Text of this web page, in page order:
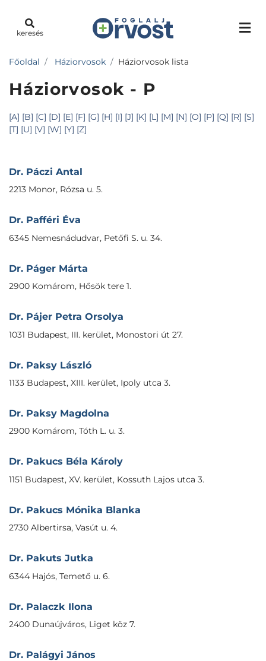
keresés
Főoldal Háziorvosok Háziorvosok lista
Háziorvosok - P
[A] [B] [C] [D] [E] [F] [G] [H] [I] [J] [K] [L] [M] [N] [O] [P] [Q] [R] [S]
[T] [U] [V] [W] [Y] [Z]
Dr. Páczi Antal
2213 Monor, Rózsa u. 5.
Dr. Pafféri Éva
6345 Nemesnádudvar, Petőfi S. u. 34.
Dr. Páger Márta
2900 Komárom, Hősök tere 1.
Dr. Pájer Petra Orsolya
1031 Budapest, III. kerület, Monostori út 27.
Dr. Paksy László
1133 Budapest, XIII. kerület, Ipoly utca 3.
Dr. Paksy Magdolna
2900 Komárom, Tóth L. u. 3.
Dr. Pakucs Béla Károly
1151 Budapest, XV. kerület, Kossuth Lajos utca 3.
Dr. Pakucs Mónika Blanka
2730 Albertirsa, Vasút u. 4.
Dr. Pakuts Jutka
6344 Hajós, Temető u. 6.
Dr. Palaczk Ilona
2400 Dunaújváros, Liget köz 7.
Dr. Palágyi János